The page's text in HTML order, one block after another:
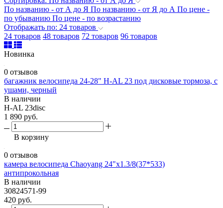
По названию - от А до Я По названию - от Я до А По цене -
по убыванию По цене - по возрастанию
Отображать по: 24 товаров
24 товаров 48 товаров 72 товаров 96 товаров
Новинка
0 отзывов
багажник велосипеда 24-28" H-AL 23 под дисковые тормоза, с
ушами, черный
В наличии
H-AL 23disc
1 890 руб.
В корзину
0 отзывов
камера велосипеда Chaoyang 24"х1.3/8(37*533)
антипрокольная
В наличии
30824571-99
420 руб.